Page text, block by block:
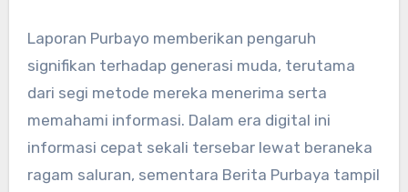
Laporan Purbayo memberikan pengaruh
signifikan terhadap generasi muda, terutama
dari segi metode mereka menerima serta
memahami informasi. Dalam era digital ini
informasi cepat sekali tersebar lewat beraneka
ragam saluran, sementara Berita Purbaya tampil